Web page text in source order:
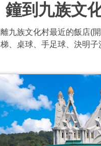
鐘到九族文
離九族文化村最近的飯店(
梯、桌球、手足球、決明子